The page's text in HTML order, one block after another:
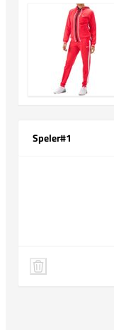
Speler#1
Speler 1 verwijderen